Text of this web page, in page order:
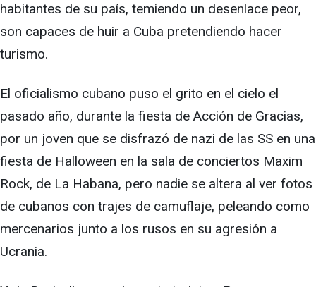
habitantes de su país, temiendo un desenlace peor,
son capaces de huir a Cuba pretendiendo hacer
turismo.
El oficialismo cubano puso el grito en el cielo el
pasado año, durante la fiesta de Acción de Gracias,
por un joven que se disfrazó de nazi de las SS en una
fiesta de Halloween en la sala de conciertos Maxim
Rock, de La Habana, pero nadie se altera al ver fotos
de cubanos con trajes de camuflaje, peleando como
mercenarios junto a los rusos en su agresión a
Ucrania.